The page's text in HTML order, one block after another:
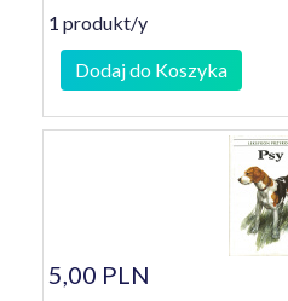
1 produkt/y
Dodaj do Koszyka
5,00 PLN